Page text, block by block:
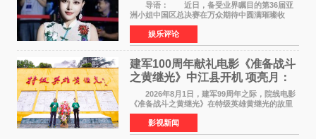
导语： 近日，备受业界瞩目的第36届亚
洲小姐中国区总决赛在万众期待中圆满璀璨收
官。整场盛典汇聚万千芳华，不仅完成了新一届
美丽代言人的加冕选拔，更在行业发展层面带来
颠覆性突破。活动
娱乐评论
建军100周年献礼电影《准备战斗
之黄继光》中江县开机 项亮月：
以光影为笔，书写英雄赞歌
2026年8月1日，建军99周年之际，院线电影
《准备战斗之黄继光》在特级英雄黄继光的故里
——四川省德阳市中江县黄继光出生地正式开
机。本片出品人、总制片人项亮月主持开机仪
式，&zwnj;特级英雄
影视新闻